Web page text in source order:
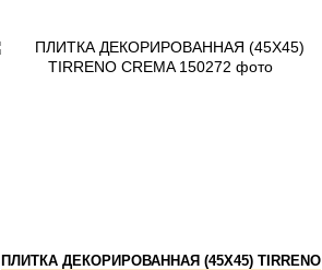
ПЛИТКА ДЕКОРИРОВАННАЯ (45Х45) TIRRENO